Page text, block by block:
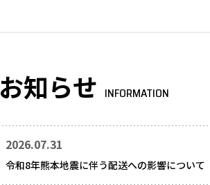
お知らせ INFORMATION
2026.07.31
令和8年熊本地震に伴う配送への影響について